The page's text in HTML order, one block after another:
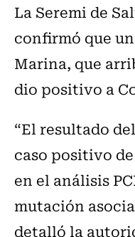
La Seremi de
confirmó que
Marina, que
dio positivo a
“El resultado
caso positivo
en el análisis
mutación
detalló la